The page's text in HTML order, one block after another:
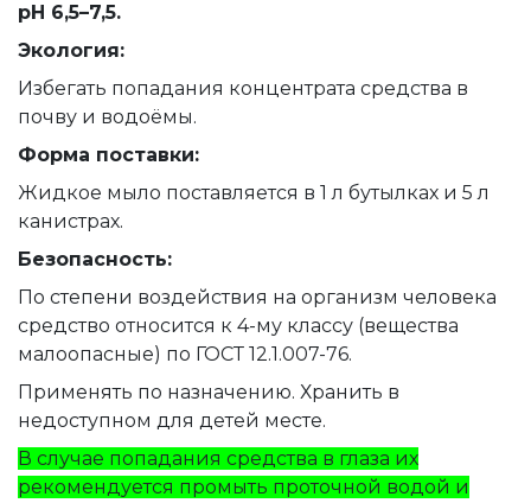
pH 6,5–7,5.
Экология:
Избегать попадания концентрата средства в
почву и водоёмы.
Форма поставки:
Жидкое мыло поставляется в 1 л бутылках и 5 л
канистрах.
Безопасность:
По степени воздействия на организм человека
средство относится к 4-му классу (вещества
малоопасные) по ГОСТ 12.1.007-76.
Применять по назначению. Хранить в
недоступном для детей месте.
В случае попадания средства в глаза их
рекомендуется промыть проточной водой и